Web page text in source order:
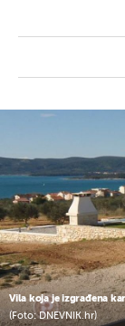
Vila koja je izgrađena
(Foto: DNEVNIK.hr)